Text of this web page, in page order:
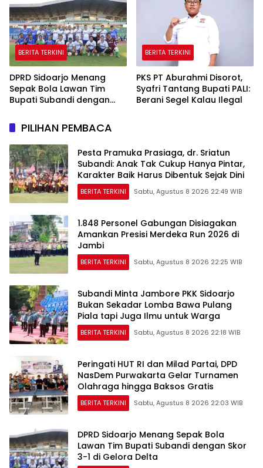
BERITA TERKINI
DPRD Sidoarjo Menang
Sepak Bola Lawan Tim
Bupati Subandi dengan
BERITA TERKINI
PKS PT Aburahmi Disorot,
Syafri Tantang Bupati PALI:
Berani Segel Kalau Ilegal
PILIHAN PEMBACA
Pesta Pramuka Prasiaga, dr. Sriatun
Subandi: Anak Tak Cukup Hanya Pintar,
Karakter Baik Harus Dibentuk Sejak Dini
BERITA TERKINI Sabtu, Agustus 8 2026 22:49 WIB
1.848 Personel Gabungan Disiagakan
Amankan Presisi Merdeka Run 2026 di
Jambi
BERITA TERKINI Sabtu, Agustus 8 2026 22:25 WIB
Subandi Minta Jambore PKK Sidoarjo
Bukan Sekadar Lomba Bawa Pulang
Piala tapi Juga Ilmu untuk Warga
BERITA TERKINI Sabtu, Agustus 8 2026 22:18 WIB
Peringati HUT RI dan Milad Partai, DPD
NasDem Purwakarta Gelar Turnamen
Olahraga hingga Baksos Gratis
BERITA TERKINI Sabtu, Agustus 8 2026 22:03 WIB
DPRD Sidoarjo Menang Sepak Bola
Lawan Tim Bupati Subandi dengan Skor
3-1 di Gelora Delta